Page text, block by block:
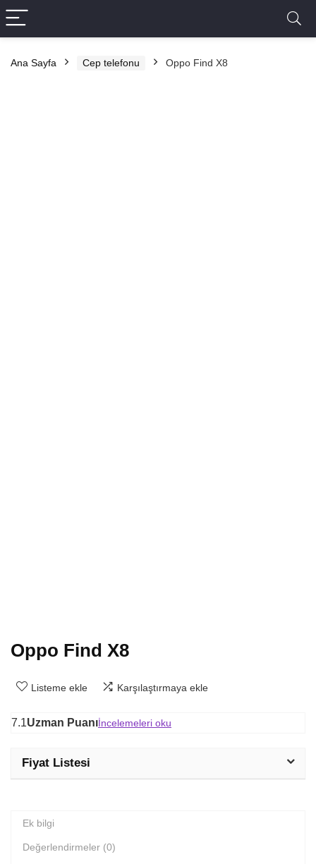
Ana Sayfa Cep telefonu Oppo Find X8
Oppo Find X8
Listeme ekle Karşılaştırmaya ekle
7.1Uzman Puanıİncelemeleri oku
Fiyat Listesi
Ek bilgi
Değerlendirmeler (0)